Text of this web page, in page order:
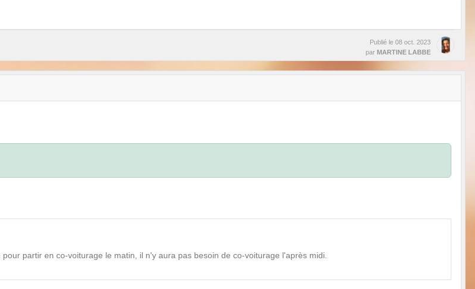
Publié le 08 oct. 2023
par MARTINE LABBE
partir en co-voiturage le matin, il n'y aura pas besoin de co-voiturage l'après midi.